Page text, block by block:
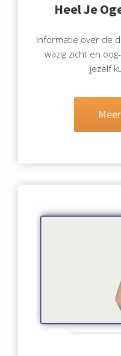
Heel Je
Informatie over de
wazig zicht en
jezelf